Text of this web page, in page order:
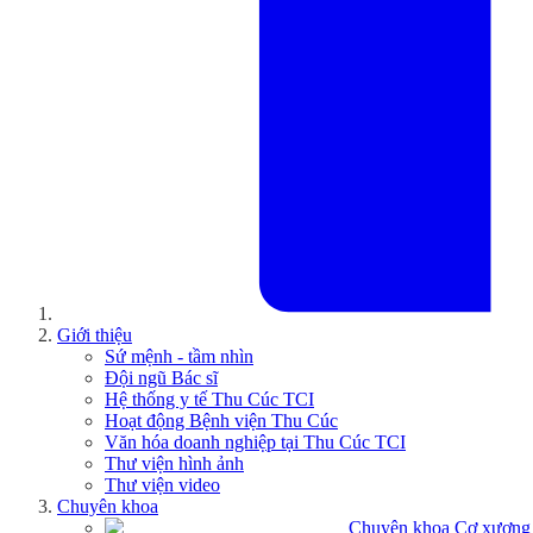
Giới thiệu
Sứ mệnh - tầm nhìn
Đội ngũ Bác sĩ
Hệ thống y tế Thu Cúc TCI
Hoạt động Bệnh viện Thu Cúc
Văn hóa doanh nghiệp tại Thu Cúc TCI
Thư viện hình ảnh
Thư viện video
Chuyên khoa
Chuyên khoa Cơ